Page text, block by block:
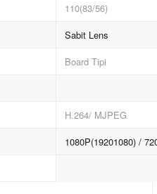
110(83/56)
Sabit Lens
Board Tipi
H.264/ MJPEG
1080P(19201080) /